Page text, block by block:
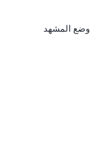
وضع المشهد